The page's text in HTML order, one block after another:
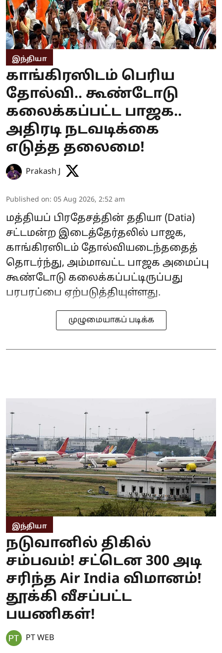
இந்தியா
காங்கிரஸிடம் பெரிய
தோல்வி.. கூண்டோடு
கலைக்கப்பட்ட பாஜக..
அதிரடி நடவடிக்கை
எடுத்த தலைமை!
Prakash J
Published on: 05 Aug 2026, 2:52 am
மத்தியப் பிரதேசத்தின் ததியா (Datia)
சட்டமன்ற இடைத்தேர்தலில் பாஜக,
காங்கிரஸிடம் தோல்வியடைந்ததைத்
தொடர்ந்து, அம்மாவட்ட பாஜக அமைப்பு
கூண்டோடு கலைக்கப்பட்டிருப்பது
பரபரப்பை ஏற்படுத்தியுள்ளது.
முழுமையாகப் படிக்க
இந்தியா
நடுவானில் திகில்
சம்பவம்! சட்டென 300 அடி
சரிந்த Air India விமானம்!
தூக்கி வீசப்பட்ட
பயணிகள்!
PT WEB